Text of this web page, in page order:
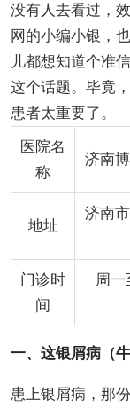
没有人去看过，
网的小编小银，
儿都想知道个准
这个话题。毕竟
患者太重要了。
医院名
称
济南
地址
济南
门诊时
间
周一
一、这银屑病（
患上银屑病，那